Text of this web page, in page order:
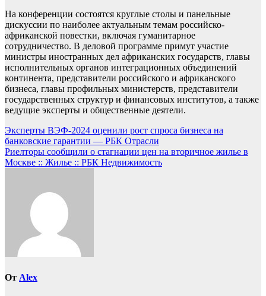
На конференции состоятся круглые столы и панельные
дискуссии по наиболее актуальным темам российско-
африканской повестки, включая гуманитарное
сотрудничество. В деловой программе примут участие
министры иностранных дел африканских государств, главы
исполнительных органов интеграционных объединений
континента, представители российского и африканского
бизнеса, главы профильных министерств, представители
государственных структур и финансовых институтов, а также
ведущие эксперты и общественные деятели.
Навигация
по
записям
Эксперты ВЭФ-2024 оценили рост спроса бизнеса на
банковские гарантии — РБК Отрасли
Риелторы сообщили о стагнации цен на вторичное жилье в
Москве :: Жилье :: РБК Недвижимость
От Alex